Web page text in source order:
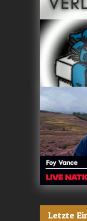
Letzte